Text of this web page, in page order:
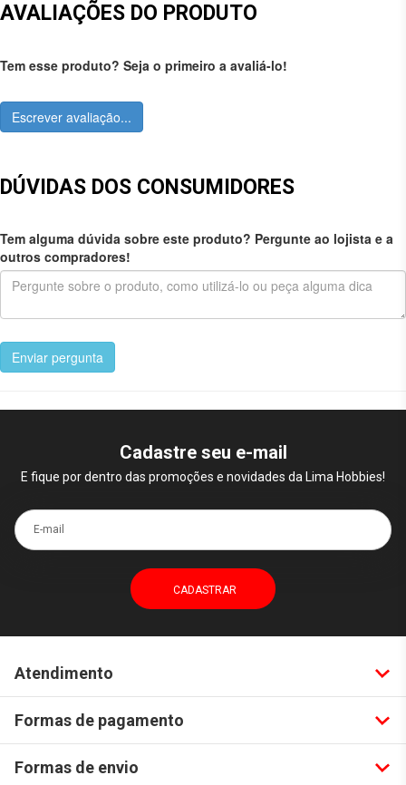
AVALIAÇÕES DO PRODUTO
Tem esse produto? Seja o primeiro a avaliá-lo!
Escrever avaliação...
DÚVIDAS DOS CONSUMIDORES
Tem alguma dúvida sobre este produto? Pergunte ao lojista e a
outros compradores!
Enviar pergunta
Cadastre seu e-mail
E fique por dentro das promoções e novidades da Lima Hobbies!
E-mail
Atendimento
Formas de pagamento
Formas de envio